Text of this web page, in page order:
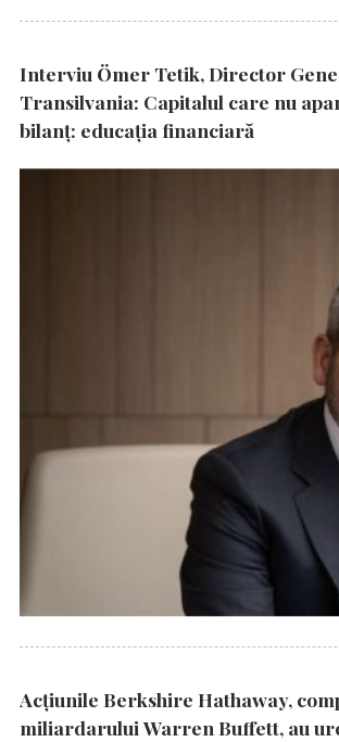
Interviu Ömer Tetik, Director
Transilvania: Capitalul care nu
bilanț: educația financiară
Acțiunile Berkshire Hathaway,
miliardarului Warren Buffett, au